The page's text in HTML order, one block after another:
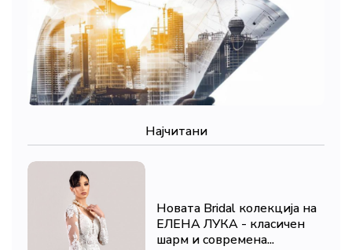
Најчитани
Новата Bridal колекција на
ЕЛЕНА ЛУКА - класичен
шарм и современа...